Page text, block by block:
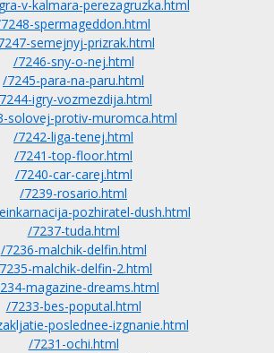
v-kalmara-perezagruzka.html
spermageddon.html
semejnyj-prizrak.html
/7246-sny-o-nej.html
/7245-para-na-paru.html
igry-vozmezdija.html
solovej-protiv-muromca.html
/7242-liga-tenej.html
/7241-top-floor.html
/7240-car-carej.html
/7239-rosario.html
pozhiratel-dush.html
/7237-tuda.html
/7236-malchik-delfin.html
malchik-delfin-2.html
magazine-dreams.html
/7233-bes-poputal.html
poslednee-izgnanie.html
/7231-ochi.html